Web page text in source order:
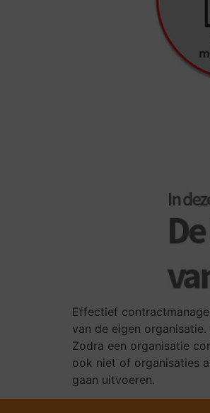
Effectief
van de eigen
Zodra een organisatie
ook niet of organisaties
gaan uitvoeren.